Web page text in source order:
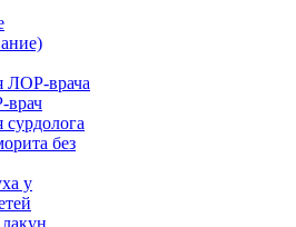
ЛОР-врача
врач
сурдолога
без
у